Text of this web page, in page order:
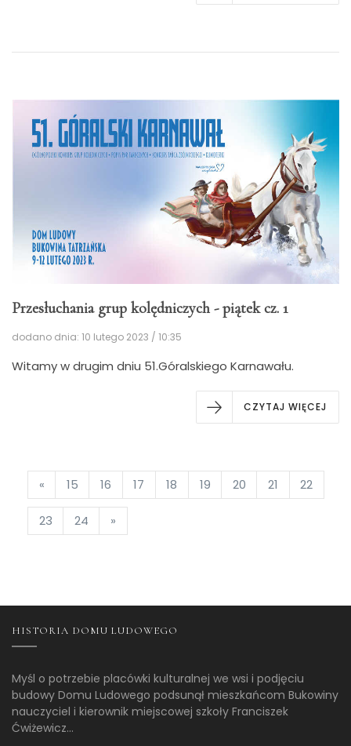
Przesłuchania grup kolędniczych - piątek cz. 1
dodano dnia: 10 lutego 2023 / 10:35
Witamy w drugim dniu 51.Góralskiego Karnawału.
CZYTAJ WIĘCEJ
« 15 16 17 18 19 20 21 22
23 24 »
HISTORIA DOMU LUDOWEGO
Myśl o potrzebie placówki kulturalnej we wsi i podjęciu
budowy Domu Ludowego podsunął mieszkańcom Bukowiny
nauczyciel i kierownik miejscowej szkoły Franciszek
Ćwiżewicz...